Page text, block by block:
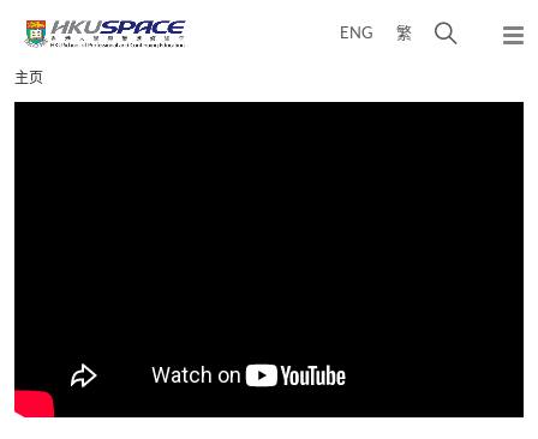
content
ENG 繁
弹
Main
content
主页